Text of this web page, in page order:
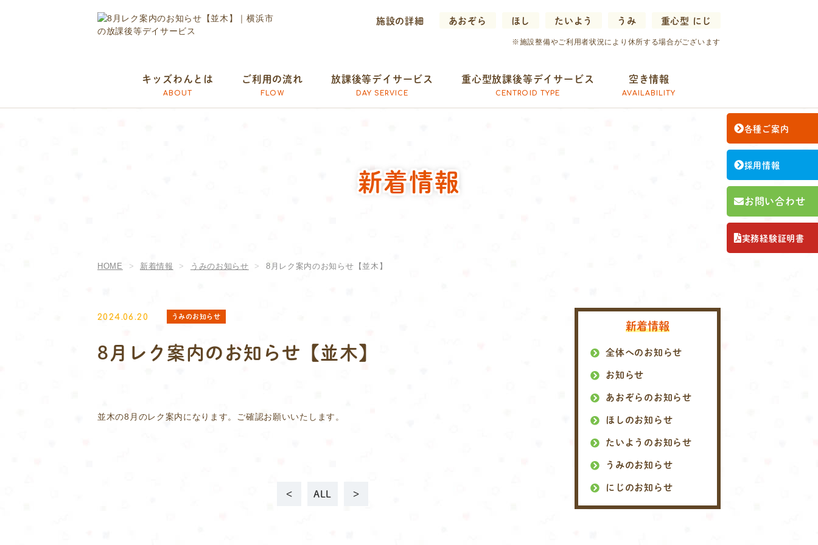
施設の詳細 あおぞら ほし たいよう うみ 重心型 にじ
※施設整備やご利用者状況により休所する場合がございます
キッズわんとは
ABOUT
ご利用の流れ
FLOW
放課後等デイサービス
DAY SERVICE
重心型放課後等デイサービス
CENTROID TYPE
空き情報
AVAILABILITY
新着情報
HOME 新着情報 うみのお知らせ 8月レク案内のお知らせ【並木】
2024.06.20 うみのお知らせ
8月レク案内のお知らせ【並木】
並木の8月のレク案内になります。ご確認お願いいたします。
< ALL >
新着情報
全体へのお知らせ
お知らせ
あおぞらのお知らせ
ほしのお知らせ
たいようのお知らせ
うみのお知らせ
にじのお知らせ
各種ご案内
採用情報
お問い合わせ
実務経験証明書